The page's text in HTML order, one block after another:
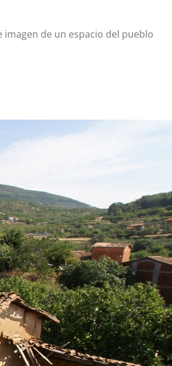
de un espacio del pueblo